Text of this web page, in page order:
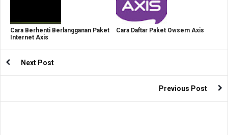
Cara Berhenti Berlangganan Paket
Internet Axis
Cara Daftar Paket Owsem Axis
Next Post
Previous Post